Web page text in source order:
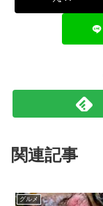
関連記事
グルメ